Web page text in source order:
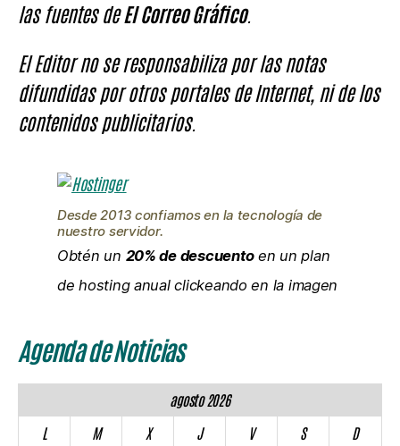
las fuentes deEl Correo Gráfico.
El Editor no se responsabiliza por las notas
difundidas por otros portales de Internet, ni de los
contenidos publicitarios.
Desde 2013 confiamos en la tecnología de
nuestro servidor.
Obtén un 20% de descuentoen un plan
de hosting anual clickeando en la imagen
Agenda de Noticias
agosto 2026
L
M X J V S
D